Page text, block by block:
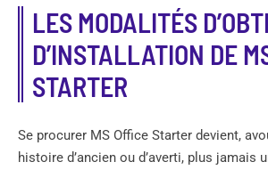
LES MODALITÉS
D’INSTALLATION DE
STARTER
Se procurer MS Office Starter devient,
histoire d’ancien ou d’averti, plus jamais